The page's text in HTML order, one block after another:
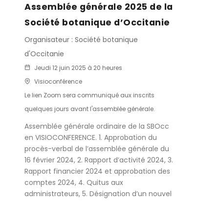
Assemblée générale 2025 de la
Société botanique d’Occitanie
Organisateur : Société botanique
d'Occitanie
Jeudi 12 juin 2025 à 20 heures
Visioconférence
Le lien Zoom sera communiqué aux inscrits
quelques jours avant l'assemblée générale.
Assemblée générale ordinaire de la SBOcc
en VISIOCONFERENCE. 1. Approbation du
procès-verbal de l’assemblée générale du
16 février 2024, 2. Rapport d’activité 2024, 3.
Rapport financier 2024 et approbation des
comptes 2024, 4. Quitus aux
administrateurs, 5. Désignation d’un nouvel